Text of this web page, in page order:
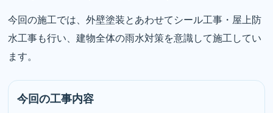
今回の施工では、外壁塗装とあわせてシール工事・屋上防
水工事も行い、建物全体の雨水対策を意識して施工してい
ます。
今回の工事内容